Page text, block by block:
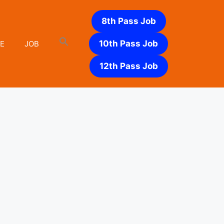
JOB
8th Pass Job
10th Pass Job
12th Pass Job